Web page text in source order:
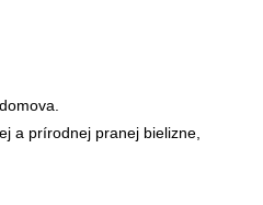
a prírodnej pranej bielizne,